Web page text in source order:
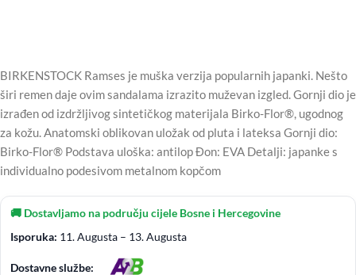
BIRKENSTOCK Ramses je muška verzija popularnih japanki. Nešto
širi remen daje ovim sandalama izrazito muževan izgled. Gornji dio je
izrađen od izdržljivog sintetičkog materijala Birko-Flor®, ugodnog
za kožu. Anatomski oblikovan uložak od pluta i lateksa Gornji dio:
Birko-Flor® Podstava uloška: antilop Đon: EVA Detalji: japanke s
individualno podesivom metalnom kopčom
🚚 Dostavljamo na području cijele Bosne i Hercegovine
Isporuka: 11. Augusta – 13. Augusta
Dostavne službe: